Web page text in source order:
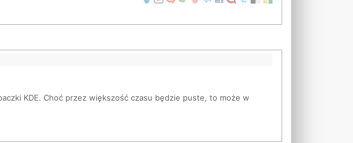
KDE. Choć przez większość czasu będzie puste, to może w